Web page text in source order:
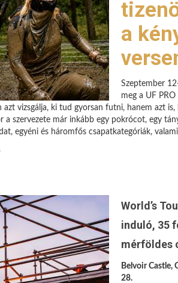
a
Szeptember
meg a UF
azt vizsgálja, ki tud gyorsan futni, hanem azt
a szervezete már inkább egy pokrócot, egy
egyéni és háromfős csapatkategóriák,
World’s
induló, 35
mérföldes
Belvoir Castle,
28.